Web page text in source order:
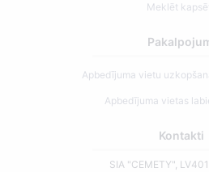
Meklēt
Apbedījuma vietu
Apbedījuma vietas
Kontakti
SIA "CEMETY",